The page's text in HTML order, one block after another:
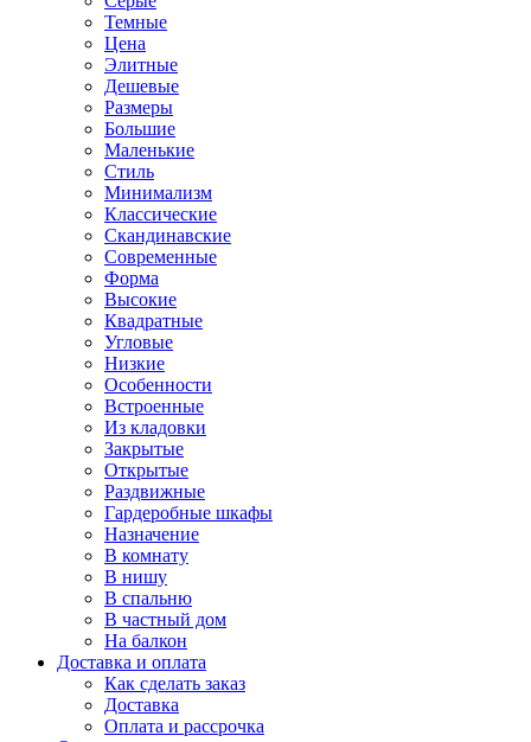
Темные
Цена
Элитные
Дешевые
Размеры
Большие
Маленькие
Стиль
Минимализм
Классические
Скандинавские
Современные
Форма
Высокие
Квадратные
Угловые
Низкие
Особенности
Встроенные
Из кладовки
Закрытые
Открытые
Раздвижные
Гардеробные шкафы
Назначение
В комнату
В нишу
В спальню
В частный дом
На балкон
Доставка и оплата
Как сделать заказ
Доставка
Оплата и рассрочка